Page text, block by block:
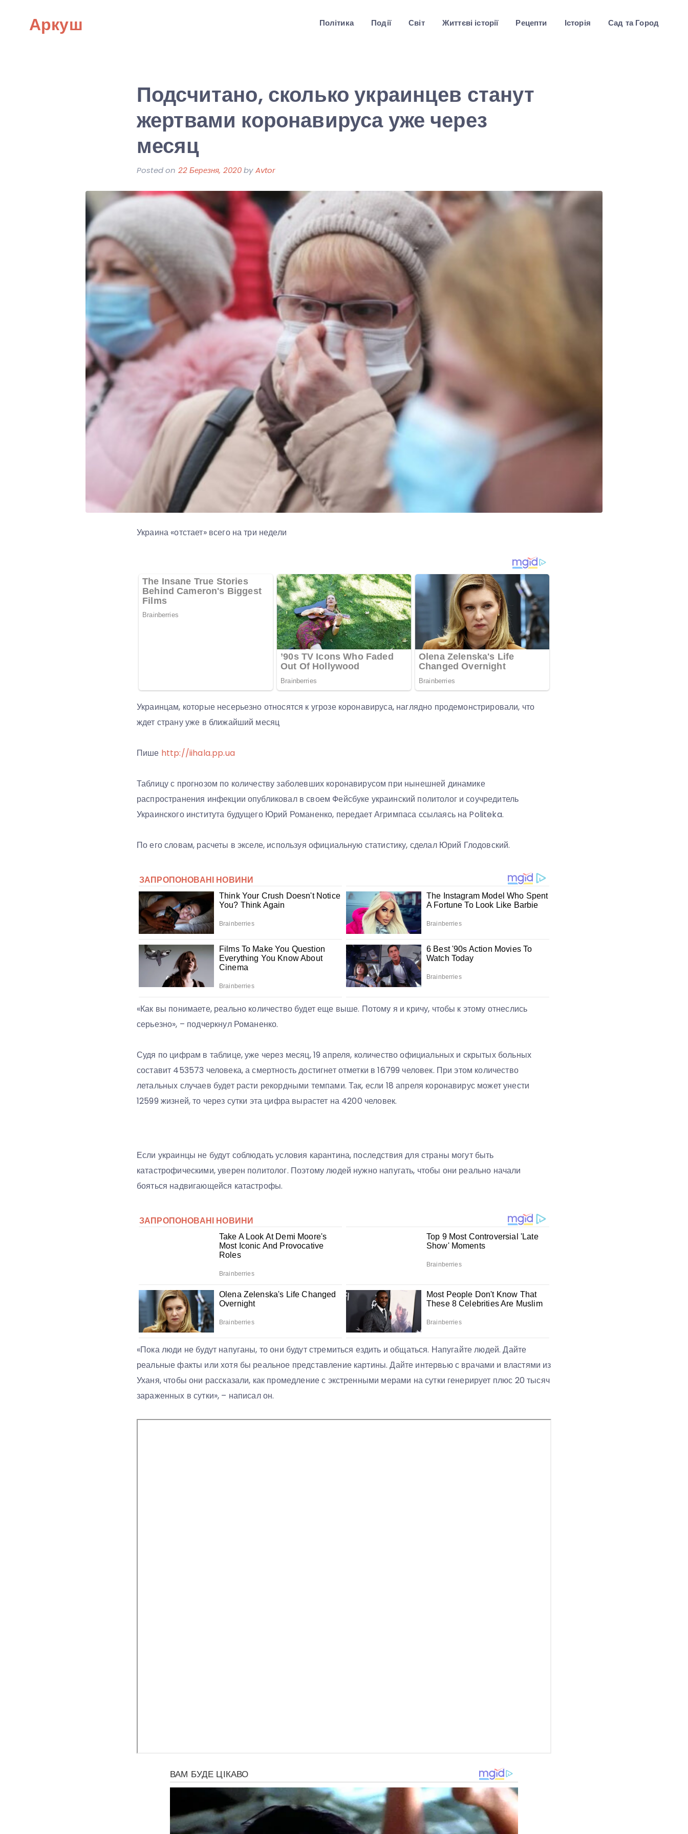
Аркуш Політика Події Світ Життєві історії Рецепти Історія Сад та Город
Подсчитано, сколько украинцев станут
жертвами коронавируса уже через
месяц
Posted on 22 Березня, 2020byAvtor
Украина «отстает» всего на три недели
Украинцам, которые несерьезно относятся к угрозе коронавируса, наглядно продемонстрировали, что
ждет страну уже в ближайший месяц
Пише http://iihala.pp.ua
Таблицу с прогнозом по количеству заболевших коронавирусом при нынешней динамике
распространения инфекции опубликовал в своем Фейсбуке украинский политолог и соучредитель
Украинского института будущего Юрий Романенко, передает Агримпаса ссылаясь на Politeka.
По его словам, расчеты в экселе, используя официальную статистику, сделал Юрий Глодовский.
«Как вы понимаете, реально количество будет еще выше. Потому я и кричу, чтобы к этому отнеслись
серьезно», – подчеркнул Романенко.
Судя по цифрам в таблице, уже через месяц, 19 апреля, количество официальных и скрытых больных
составит 453573 человека, а смертность достигнет отметки в 16799 человек. При этом количество
летальных случаев будет расти рекордными темпами. Так, если 18 апреля коронавирус может унести
12599 жизней, то через сутки эта цифра вырастет на 4200 человек.
Если украинцы не будут соблюдать условия карантина, последствия для страны могут быть
катастрофическими, уверен политолог. Поэтому людей нужно напугать, чтобы они реально начали
бояться надвигающейся катастрофы.
«Пока люди не будут напуганы, то они будут стремиться ездить и общаться. Напугайте людей. Дайте
реальные факты или хотя бы реальное представление картины. Дайте интервью с врачами и властями из
Уханя, чтобы они рассказали, как промедление с экстренными мерами на сутки генерирует плюс 20 тысяч
зараженных в сутки», – написал он.